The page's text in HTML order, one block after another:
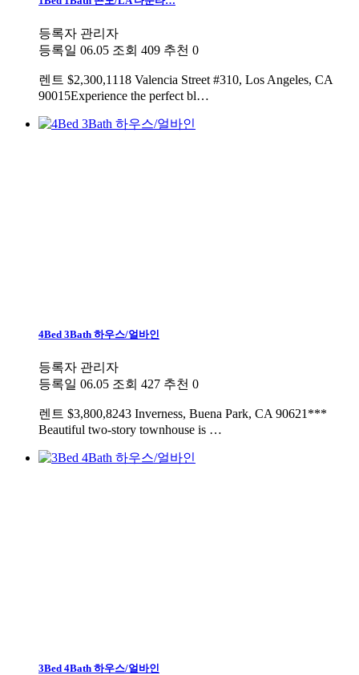
등록자 관리자
등록일 06.05 조회 409 추천 0
렌트 $2,300,1118 Valencia Street #310, Los Angeles, CA
90015Experience the perfect bl…
4Bed 3Bath 하우스/얼바인
등록자 관리자
등록일 06.05 조회 427 추천 0
렌트 $3,800,8243 Inverness, Buena Park, CA 90621***
Beautiful two-story townhouse is …
3Bed 4Bath 하우스/얼바인